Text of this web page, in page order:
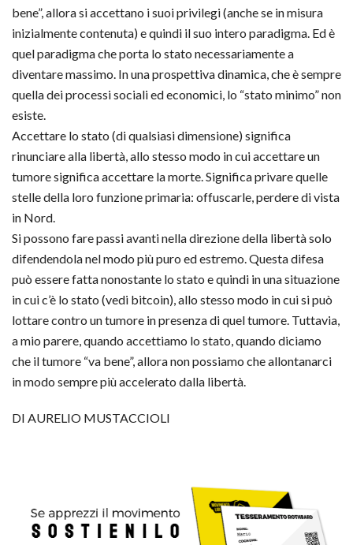
bene”, allora si accettano i suoi privilegi (anche se in misura
inizialmente contenuta) e quindi il suo intero paradigma. Ed è
quel paradigma che porta lo stato necessariamente a
diventare massimo. In una prospettiva dinamica, che è sempre
quella dei processi sociali ed economici, lo “stato minimo” non
esiste.
Accettare lo stato (di qualsiasi dimensione) significa
rinunciare alla libertà, allo stesso modo in cui accettare un
tumore significa accettare la morte. Significa privare quelle
stelle della loro funzione primaria: offuscarle, perdere di vista
in Nord.
Si possono fare passi avanti nella direzione della libertà solo
difendendola nel modo più puro ed estremo. Questa difesa
può essere fatta nonostante lo stato e quindi in una situazione
in cui c’è lo stato (vedi bitcoin), allo stesso modo in cui si può
lottare contro un tumore in presenza di quel tumore. Tuttavia,
a mio parere, quando accettiamo lo stato, quando diciamo
che il tumore “va bene”, allora non possiamo che allontanarci
in modo sempre più accelerato dalla libertà.
DI AURELIO MUSTACCIOLI